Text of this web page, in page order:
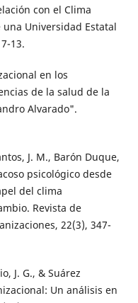
con el Clima
Universidad Estatal
13.
en los
de la salud de la
Alvarado".
J. M., Barón Duque,
psicológico desde
del clima
Revista de
22(3), 347-
J. G., & Suárez
Un análisis en